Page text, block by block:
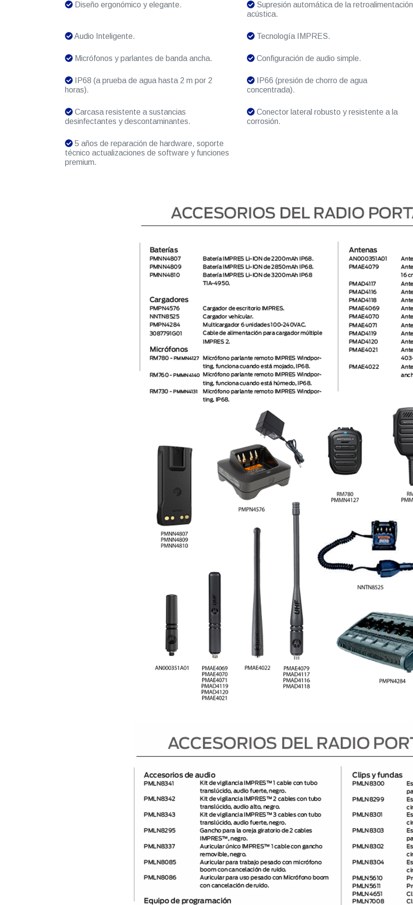
Diseño ergonómico y elegante.
Supresión automática de la retroalimentación
acústica.
Audio Inteligente. Tecnología IMPRES.
Micrófonos y parlantes de banda ancha. Configuración de audio simple.
IP68 (a prueba de agua hasta 2 m por 2
horas).
IP66 (presión de chorro de agua
concentrada).
Carcasa resistente a sustancias
desinfectantes y descontaminantes.
Conector lateral robusto y resistente a la
corrosión.
5 años de reparación de hardware, soporte
técnico actualizaciones de software y funciones
premium.